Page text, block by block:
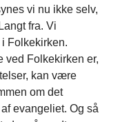
vi nu ikke selv,
fra. Vi
Folkekirken.
ved Folkekirken er,
kan være
om det
evangeliet. Og så